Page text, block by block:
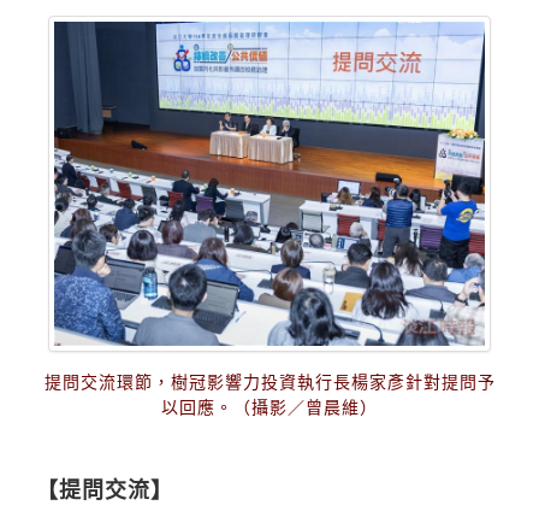
提問交流環節，樹冠影響力投資執行長楊家彥針對提問予
以回應。（攝影／曾晨維）
【提問交流】